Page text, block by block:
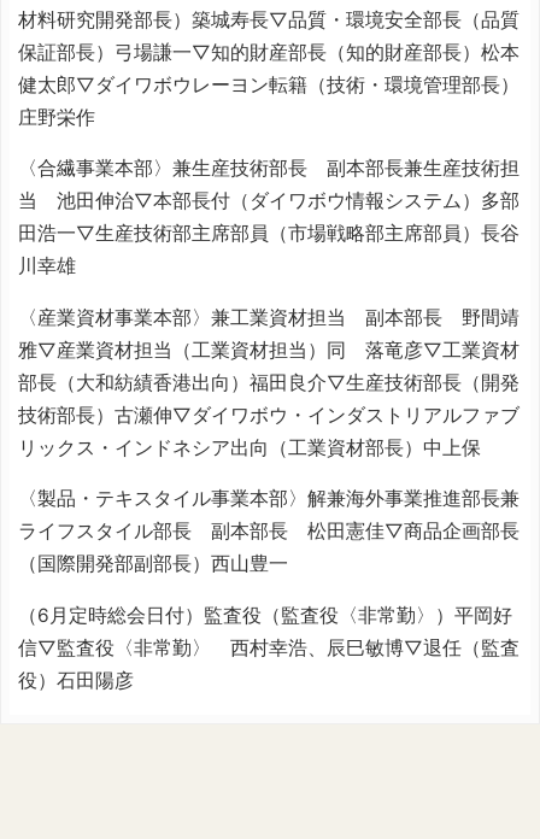
材料研究開発部長）築城寿長▽品質・環境安全部長（品質
保証部長）弓場謙一▽知的財産部長（知的財産部長）松本
健太郎▽ダイワボウレーヨン転籍（技術・環境管理部長）
庄野栄作
〈合繊事業本部〉兼生産技術部長 副本部長兼生産技術担
当 池田伸治▽本部長付（ダイワボウ情報システム）多部
田浩一▽生産技術部主席部員（市場戦略部主席部員）長谷
川幸雄
〈産業資材事業本部〉兼工業資材担当 副本部長 野間靖
雅▽産業資材担当（工業資材担当）同 落竜彦▽工業資材
部長（大和紡績香港出向）福田良介▽生産技術部長（開発
技術部長）古瀬伸▽ダイワボウ・インダストリアルファブ
リックス・インドネシア出向（工業資材部長）中上保
〈製品・テキスタイル事業本部〉解兼海外事業推進部長兼
ライフスタイル部長 副本部長 松田憲佳▽商品企画部長
（国際開発部副部長）西山豊一
（6月定時総会日付）監査役（監査役〈非常勤〉）平岡好
信▽監査役〈非常勤〉 西村幸浩、辰巳敏博▽退任（監査
役）石田陽彦